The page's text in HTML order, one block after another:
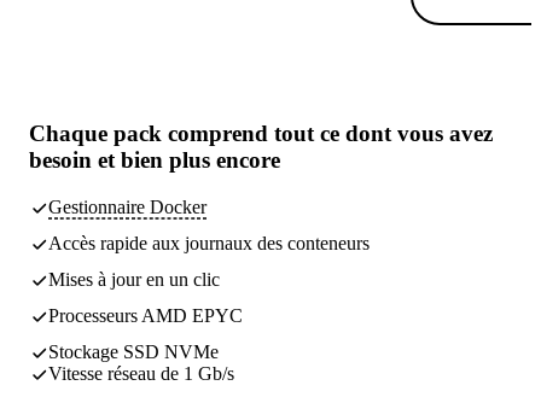
Chaque pack comprend tout ce dont vous avez
besoin et bien plus encore
Gestionnaire Docker
Accès rapide aux journaux des conteneurs
Mises à jour en un clic
Processeurs AMD EPYC
Stockage SSD NVMe
Vitesse réseau de 1 Gb/s